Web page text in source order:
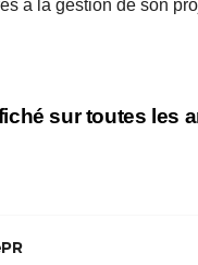
à la gestion de son
sur toutes les